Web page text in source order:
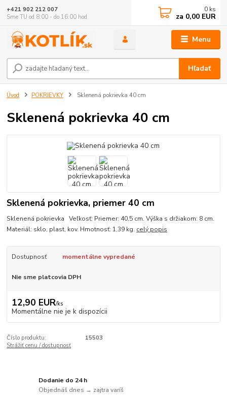
Menu
Hľadať
+421 902 212 007
Sme TU od 8:00 - do 16:00 hod
0 ks
za 0,00 EUR
Úvod POKRIEVKY Sklenená pokrievka 40 cm
Sklenená pokrievka 40 cm
Sklenená pokrievka, priemer 40 cm
Sklenená pokrievka Veľkosť: Priemer: 40,5 cm. Výška s držiakom: 8 cm.
Materiál: sklo, plast, kov. Hmotnosť: 1,39 kg. celý popis
Dostupnosť momentálne vypredané
Nie sme platcovia DPH
12,90 EUR/ks
Momentálne nie je k dispozícii
Číslo produktu:
15503
Strážiť cenu / dostupnosť
Dodanie do 24 h
Objednáš dnes → zajtra varíš